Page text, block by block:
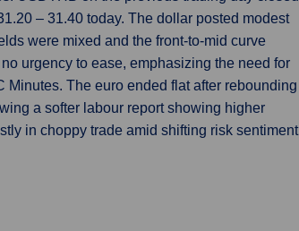
– 31.40 today. The dollar posted modest
were mixed and the front-to-mid curve
urgency to ease, emphasizing the need for
Minutes. The euro ended flat after rebounding
a softer labour report showing higher
in choppy trade amid shifting risk sentiment